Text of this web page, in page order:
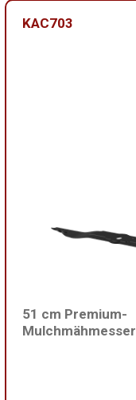
KAC703
51 cm Premium-
Mulchmähmesser